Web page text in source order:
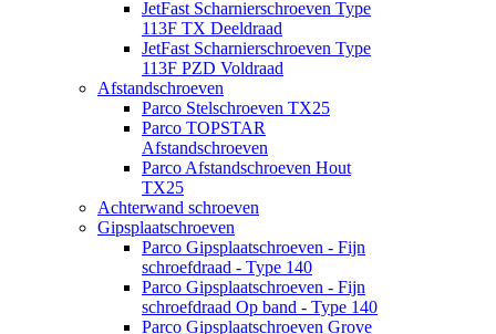
JetFast Scharnierschroeven Type
113F TX Deeldraad
JetFast Scharnierschroeven Type
113F PZD Voldraad
Afstandschroeven
Parco Stelschroeven TX25
Parco TOPSTAR
Afstandschroeven
Parco Afstandschroeven Hout
TX25
Achterwand schroeven
Gipsplaatschroeven
Parco Gipsplaatschroeven - Fijn
schroefdraad - Type 140
Parco Gipsplaatschroeven - Fijn
schroefdraad Op band - Type 140
Parco Gipsplaatschroeven Grove